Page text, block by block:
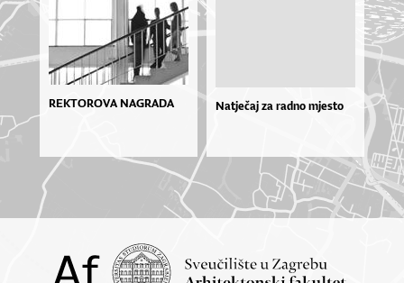
REKTOROVA NAGRADA Natječaj za radno mjesto